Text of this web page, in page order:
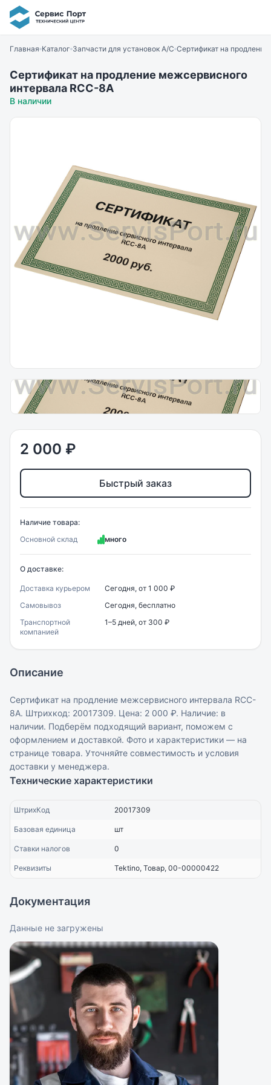
Главная Каталог Запчасти для установок A/C Сертификат на
Сертификат на продление межсервисного
интервала RCC-8A
В наличии
2 000 ₽
Быстрый заказ
Наличие товара:
Основной склад
много
О доставке:
Доставка курьером
Сегодня, от 1 000 ₽
Самовывоз
Сегодня, бесплатно
Транспортной
компанией
1–5 дней, от 300 ₽
Описание
Сертификат на продление межсервисного интервала RCC-
8A. Штрихкод: 20017309. Цена: 2 000 ₽. Наличие: в
наличии. Подберём подходящий вариант, поможем с
оформлением и доставкой. Фото и характеристики — на
странице товара. Уточняйте совместимость и условия
доставки у менеджера.
Технические характеристики
ШтрихКод 20017309
Базовая единица шт
Ставки налогов 0
Реквизиты Tektino, Товар, 00-00000422
Документация
Данные не загружены